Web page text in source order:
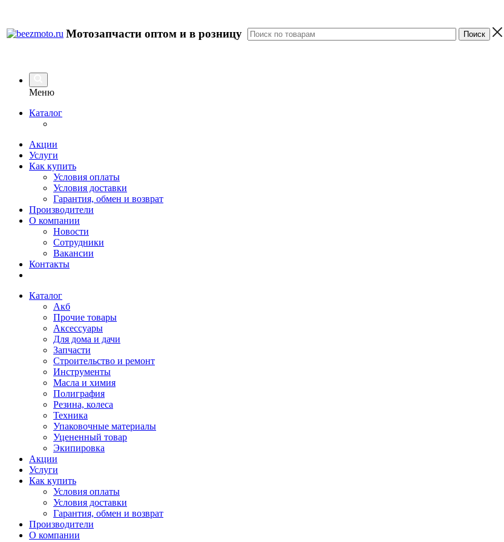
Мотозапчасти оптом и в розницу
Меню
Каталог
Акции
Услуги
Как купить
Условия оплаты
Условия доставки
Гарантия, обмен и возврат
Производители
О компании
Новости
Сотрудники
Вакансии
Контакты
Каталог
Акб
Прочие товары
Аксессуары
Для дома и дачи
Запчасти
Строительство и ремонт
Инструменты
Масла и химия
Полиграфия
Резина, колеса
Техника
Упаковочные материалы
Уцененный товар
Экипировка
Акции
Услуги
Как купить
Условия оплаты
Условия доставки
Гарантия, обмен и возврат
Производители
О компании